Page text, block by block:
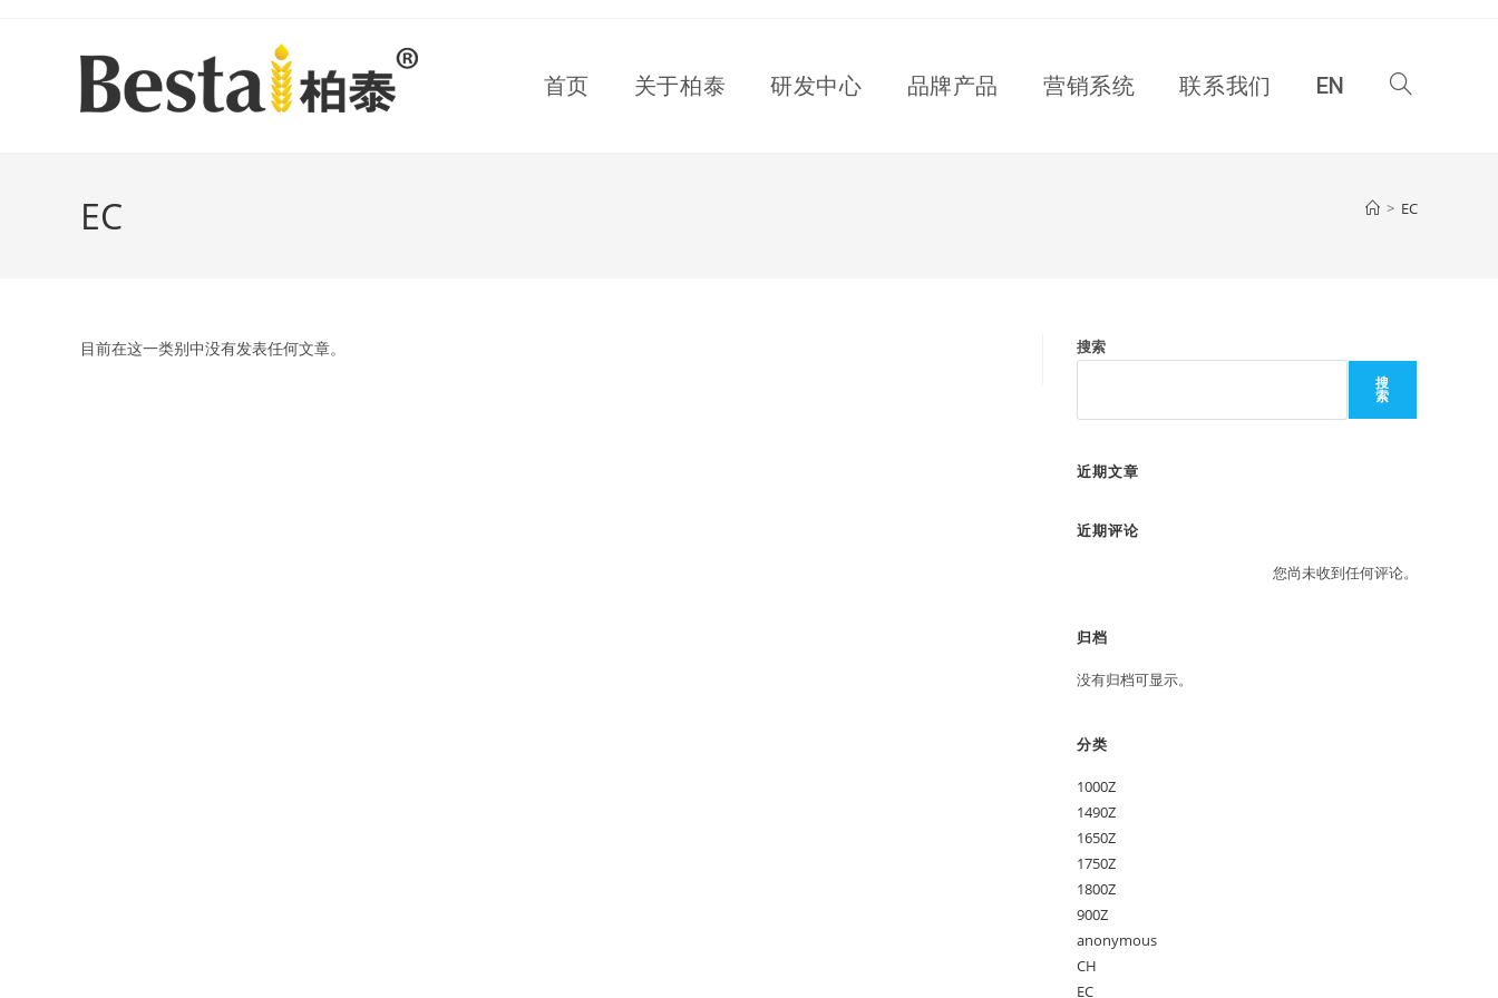
首页 关于柏泰 研发中心 品牌产品 营销系统 联系我们 EN
EC > EC
目前在这一类别中没有发表任何文章。 搜索
搜
索
近期文章
近期评论
您尚未收到任何评论。
归档
没有归档可显示。
分类
1000Z
1490Z
1650Z
1750Z
1800Z
900Z
anonymous
CH
EC